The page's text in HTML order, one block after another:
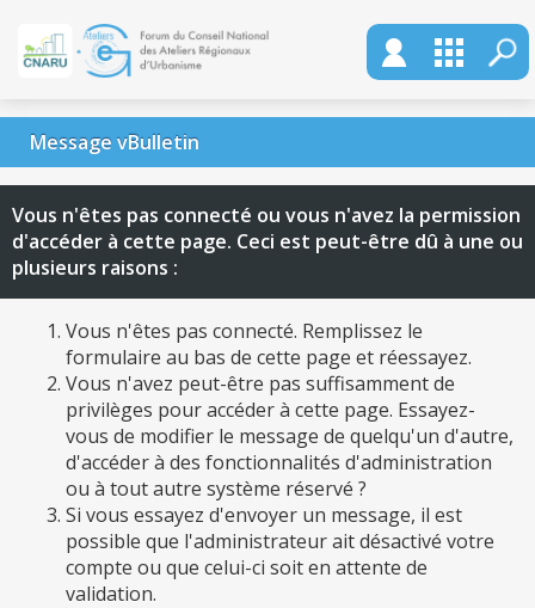
Message vBulletin
Vous n'êtes pas connecté ou vous n'avez la permission
d'accéder à cette page. Ceci est peut-être dû à une ou
plusieurs raisons :
Vous n'êtes pas connecté. Remplissez le
formulaire au bas de cette page et réessayez.
Vous n'avez peut-être pas suffisamment de
privilèges pour accéder à cette page. Essayez-
vous de modifier le message de quelqu'un d'autre,
d'accéder à des fonctionnalités d'administration
ou à tout autre système réservé ?
Si vous essayez d'envoyer un message, il est
possible que l'administrateur ait désactivé votre
compte ou que celui-ci soit en attente de
validation.